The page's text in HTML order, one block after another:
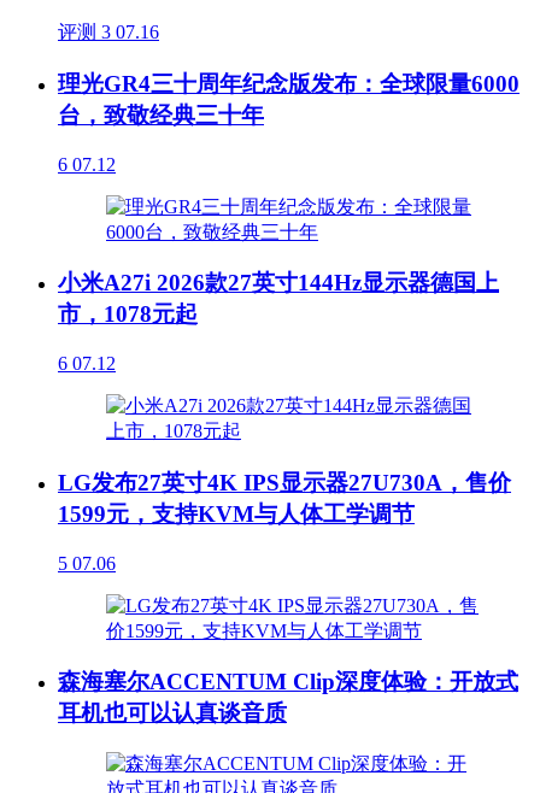
评测 3 07.16
理光GR4三十周年纪念版发布：全球限量6000
台，致敬经典三十年
6 07.12
小米A27i 2026款27英寸144Hz显示器德国上
市，1078元起
6 07.12
LG发布27英寸4K IPS显示器27U730A，售价
1599元，支持KVM与人体工学调节
5 07.06
森海塞尔ACCENTUM Clip深度体验：开放式
耳机也可以认真谈音质